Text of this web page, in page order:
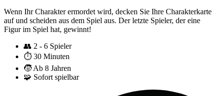
Wenn Ihr Charakter ermordet wird, decken Sie Ihre Charakterkarte
auf und scheiden aus dem Spiel aus. Der letzte Spieler, der eine
Figur im Spiel hat, gewinnt!
👥 2 - 6 Spieler
⏱️ 30 Minuten
🧒 Ab 8 Jahren
🧩 Sofort spielbar